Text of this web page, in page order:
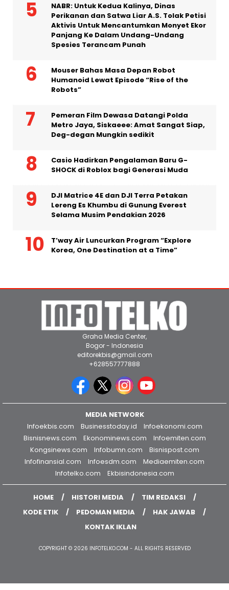
NABR: Untuk Kedua Kalinya, Dinas
Perikanan dan Satwa Liar A.S. Tolak Petisi
Aktivis Untuk Mencantumkan Monyet Ekor
Panjang Ke Dalam Undang-Undang
Spesies Terancam Punah
Mouser Bahas Masa Depan Robot
Humanoid Lewat Episode “Rise of the
Robots”
Pemeran Film Dewasa Datangi Polda
Metro Jaya, Siskaeee: Amat Sangat Siap,
Deg-degan Mungkin sedikit
Casio Hadirkan Pengalaman Baru G-
SHOCK di Roblox bagi Generasi Muda
DJI Matrice 4E dan DJI Terra Petakan
Lereng Es Khumbu di Gunung Everest
Selama Musim Pendakian 2026
T’way Air Luncurkan Program “Explore
Korea, One Destination at a Time”
Graha Media Center,
Bogor - Indonesia
editorekbis@gmail.com
+628557777888
MEDIA NETWORK
Infoekbis.com
Businesstoday.id
Infoekonomi.com
Bisnisnews.com
Ekonominews.com
Infoemiten.com
Kongsinews.com
Infobumn.com
Bisnispost.com
Infofinansial.com
Infoesdm.com
Mediaemiten.com
Infotelko.com
Ekbisindonesia.com
HOME HISTORI MEDIA
TIM REDAKSI
KODE ETIK
PEDOMAN MEDIA
HAK JAWAB
KONTAK IKLAN
COPYRIGHT © 2026 INFOTELKO.COM - ALL RIGHTS RESERVED